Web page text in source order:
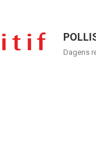
Dagens